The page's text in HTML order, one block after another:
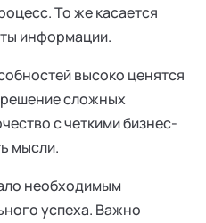
То же касается
информации.
высоко ценятся
сложных
с четкими бизнес-
мысли.
необходимым
успеха. Важно